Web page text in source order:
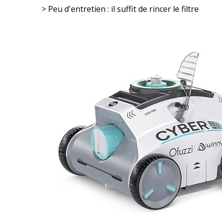
> Peu d'entretien : il suffit de rincer le filtre